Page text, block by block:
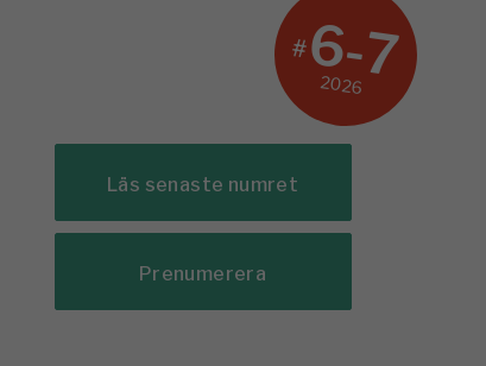
#6-7
2026
Läs senaste numret
Prenumerera